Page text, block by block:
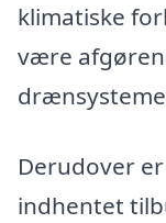
klimatiske
være
Derudover
indhentet